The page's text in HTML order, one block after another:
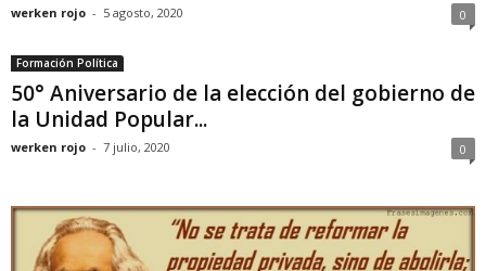
werken rojo - 5 agosto, 2020 0
Formación Política
50° Aniversario de la elección del gobierno de
la Unidad Popular...
werken rojo - 7 julio, 2020 0